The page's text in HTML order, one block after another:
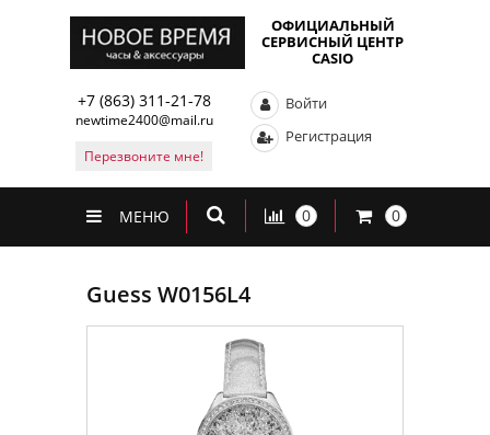
ОФИЦИАЛЬНЫЙ
СЕРВИСНЫЙ ЦЕНТР
CASIO
+7 (863) 311-21-78
newtime2400@mail.ru
Перезвоните мне!
Войти
Регистрация
МЕНЮ 0 0
Guess W0156L4